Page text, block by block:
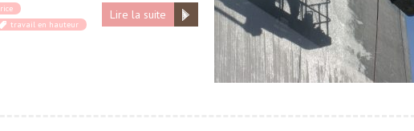
Lire la suite
travail en hauteur